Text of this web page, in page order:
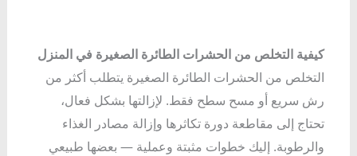
كيفية التخلص من الحشرات الطائرة الصغيرة في المنزل
التخلص من الحشرات الطائرة الصغيرة يتطلب أكثر من
رش سريع أو مسح سطح فقط. لإزالتها بشكل فعال،
تحتاج إلى مقاطعة دورة تكاثرها وإزالة مصادر الغذاء
والرطوبة. إليك خطوات مثبتة وعملية — بعضها طبيعي